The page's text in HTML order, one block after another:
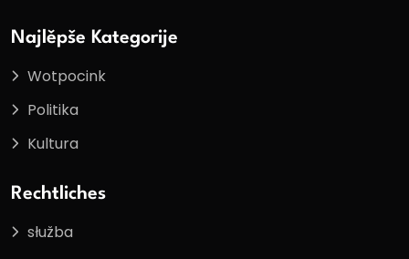
Najlěpše Kategorije
Wotpocink
Politika
Kultura
Rechtliches
słužba